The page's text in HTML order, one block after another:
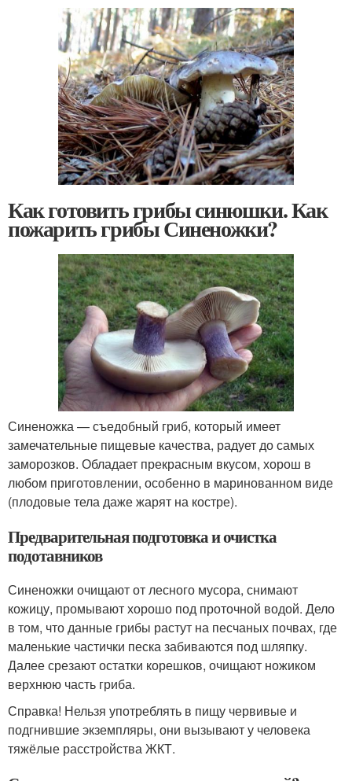
Как готовить грибы синюшки. Как
пожарить грибы Синеножки?
Синеножка — съедобный гриб, который имеет
замечательные пищевые качества, радует до самых
заморозков. Обладает прекрасным вкусом, хорош в
любом приготовлении, особенно в маринованном виде
(плодовые тела даже жарят на костре).
Предварительная подготовка и очистка
подотавников
Синеножки очищают от лесного мусора, снимают
кожицу, промывают хорошо под проточной водой. Дело
в том, что данные грибы растут на песчаных почвах, где
маленькие частички песка забиваются под шляпку.
Далее срезают остатки корешков, очищают ножиком
верхнюю часть гриба.
Справка! Нельзя употреблять в пищу червивые и
подгнившие экземпляры, они вызывают у человека
тяжёлые расстройства ЖКТ.